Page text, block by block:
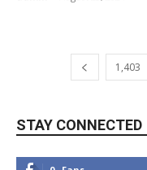
1,403
STAY CONNECTED